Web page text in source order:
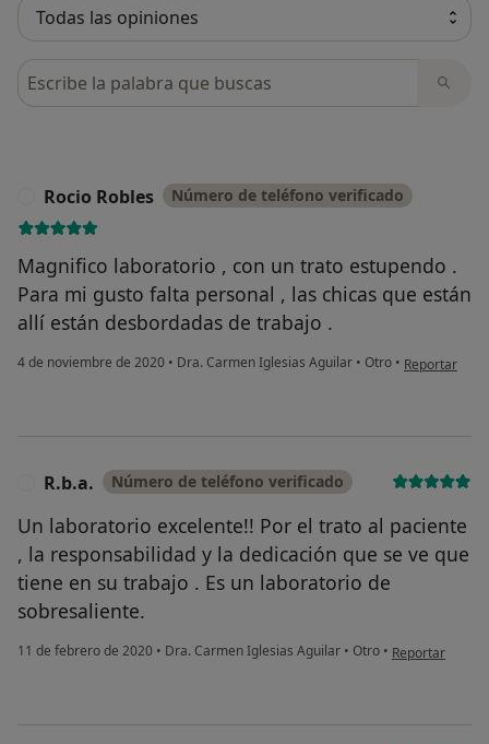
Busca en opiniones
Rocio Robles Número de teléfono verificado
Magnifico laboratorio , con un trato estupendo .
Para mi gusto falta personal , las chicas que están
allí están desbordadas de trabajo .
4 de noviembre de 2020 • Dra. Carmen Iglesias Aguilar • Otro • en opinión
Reportar
R.b.a. Número de teléfono verificado
Un laboratorio excelente!! Por el trato al paciente
, la responsabilidad y la dedicación que se ve que
tiene en su trabajo . Es un laboratorio de
sobresaliente.
11 de febrero de 2020 • Dra. Carmen Iglesias Aguilar • Otro • en opinión del
Reportar